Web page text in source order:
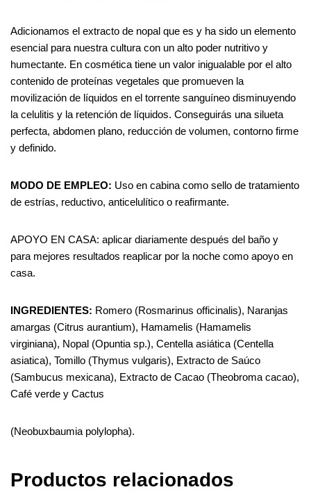
Adicionamos el extracto de nopal que es y ha sido un elemento
esencial para nuestra cultura con un alto poder nutritivo y
humectante. En cosmética tiene un valor inigualable por el alto
contenido de proteínas vegetales que promueven la
movilización de líquidos en el torrente sanguíneo disminuyendo
la celulitis y la retención de líquidos. Conseguirás una silueta
perfecta, abdomen plano, reducción de volumen, contorno firme
y definido.
MODO DE EMPLEO: Uso en cabina como sello de tratamiento
de estrías, reductivo, anticelulítico o reafirmante.
APOYO EN CASA: aplicar diariamente después del baño y
para mejores resultados reaplicar por la noche como apoyo en
casa.
INGREDIENTES: Romero (Rosmarinus officinalis), Naranjas
amargas (Citrus aurantium), Hamamelis (Hamamelis
virginiana), Nopal (Opuntia sp.), Centella asiática (Centella
asiatica), Tomillo (Thymus vulgaris), Extracto de Saúco
(Sambucus mexicana), Extracto de Cacao (Theobroma cacao),
Café verde y Cactus
(Neobuxbaumia polylopha).
Productos relacionados